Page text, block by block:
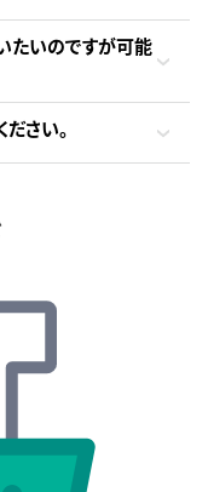
たいのですが可能
さい。